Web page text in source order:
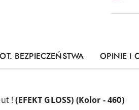
BEZPIECZEŃSTWA OPINIE I
! (EFEKT GLOSS) (Kolor - 460)